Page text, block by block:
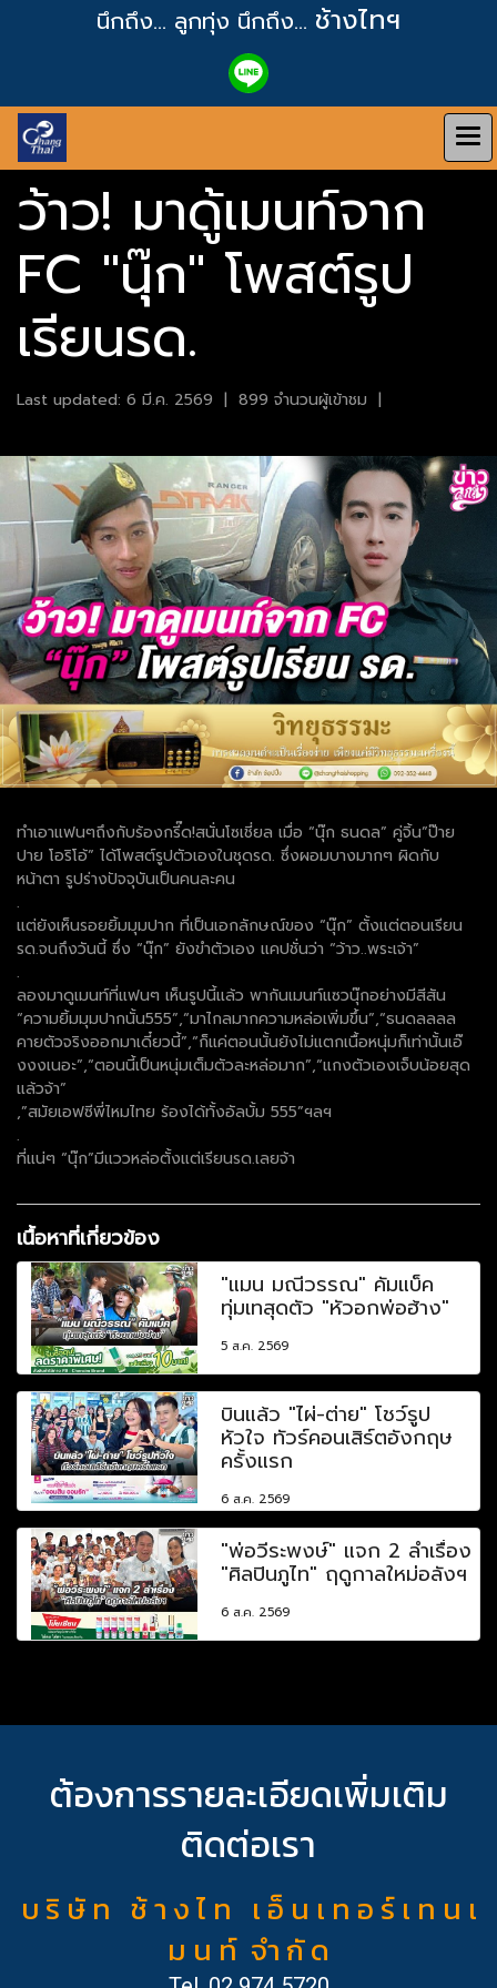
นึกถึง... ลูกทุ่ง นึกถึง... ช้างไทฯ
ว้าว! มาดู้เมนท์จาก
FC "นุ๊ก" โพสต์รูป
เรียนรด.
Last updated: 6 มี.ค. 2569 | 899 จำนวนผู้เข้าชม |
ทำเอาแฟนๆถึงกับร้องกรี๊ด!สนั่นโซเชี่ยล เมื่อ “นุ๊ก ธนดล” คู่จิ้น”ป๊าย
ปาย โอริโอ้” ได้โพสต์รูปตัวเองในชุดรด. ซึ่งผอมบางมากๆ ผิดกับ
หน้าตา รูปร่างปัจจุบันเป็นคนละคน
.
แต่ยังเห็นรอยยิ้มมุมปาก ที่เป็นเอกลักษณ์ของ “นุ๊ก” ตั้งแต่ตอนเรียน
รด.จนถึงวันนี้ ซึ่ง “นุ๊ก” ยังขำตัวเอง แคปชั่นว่า “ว้าว..พระเจ้า”
.
ลองมาดูเมนท์ที่แฟนๆ เห็นรูปนี้แล้ว พากันเมนท์แซวนุ๊กอย่างมีสีสัน
“ความยิ้มมุมปากนั้น555”,“มาไกลมากความหล่อเพิ่มขึ้น”,“ธนดลลลล
คายตัวจริงออกมาเดี๋ยวนี้”,“ก็แค่ตอนนั้นยังไม่แตกเนื้อหนุ่มก็เท่านั้นเอ๊
งงงเนอะ”,“ตอนนี้เป็นหนุ่มเต็มตัวละหล่อมาก”,“แกงตัวเองเจ็บน้อยสุด
แล้วจ้า”
,”สมัยเอฟซีพี่ไหมไทย ร้องได้ทั้งอัลบั้ม 555”ฯลฯ
.
ที่แน่ๆ “นุ๊ก”มีแววหล่อตั้งแต่เรียนรด.เลยจ้า
เนื้อหาที่เกี่ยวข้อง
"แมน มณีวรรณ" คัมแบ็ค
ทุ่มเทสุดตัว "หัวอกพ่อฮ้าง"
5 ส.ค. 2569
บินแล้ว "ไผ่-ต่าย" โชว์รูป
หัวใจ ทัวร์คอนเสิร์ตอังกฤษ
ครั้งแรก
6 ส.ค. 2569
"พ่อวีระพงษ์" แจก 2 ลำเรื่อง
"ศิลปินภูไท" ฤดูกาลใหม่อลังฯ
6 ส.ค. 2569
ต้องการรายละเอียดเพิ่มเติม
ติดต่อเรา
บ ริ ษั ท ช้ า ง ไ ท เ อ็ น เ ท อ ร์ เ ท น เ
ม น ท์ จำ กั ด